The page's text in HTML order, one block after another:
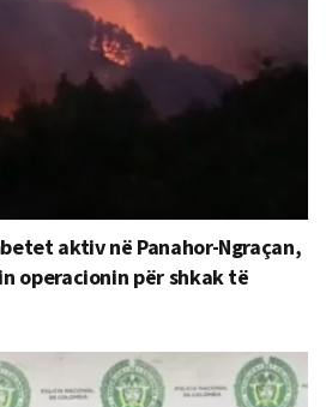
aktiv në Panahor-Ngraçan,
operacionin për shkak të